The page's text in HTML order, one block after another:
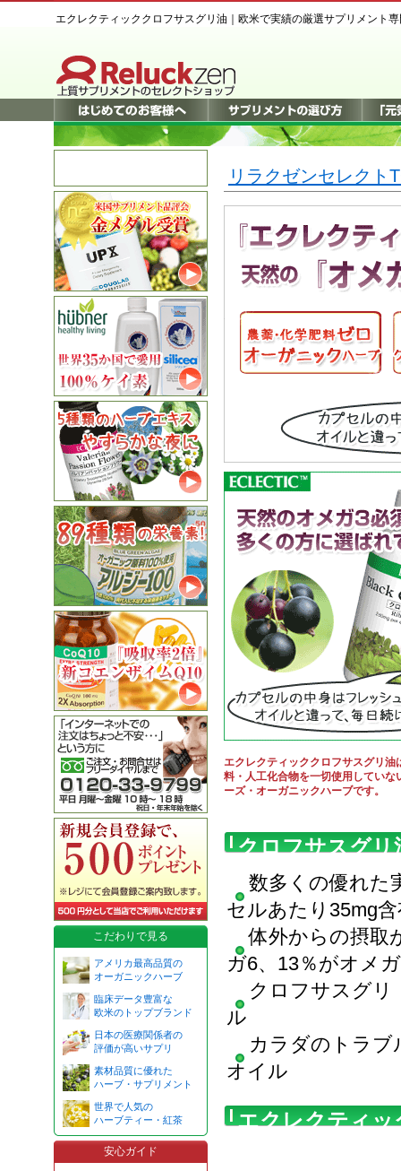
リラクゼンセレクト
エクレクティッククロフサスグリ油
料・人工化合物を一切使用していな
ーズ・オーガニックハーブです。
クロフサスグ
数多くの優れた
セルあたり35mg
体外からの摂取
ガ6、13％がオメ
クロフサスグリ
ル
カラダのトラブ
オイル
エクレクティッ
こだわりで見る
アメリカ最高品質の
オーガニックハーブ
臨床データ豊富な
欧米のトップブランド
日本の医療関係者の
評価が高いサプリ
素材品質に優れた
ハーブ・サプリメント
世界で人気の
ハーブティー・紅茶
安心ガイド
エクレクティッククロフサスグリ油｜欧米で実績の厳選サプリメント